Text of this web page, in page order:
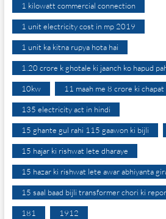
1 kilowatt commercial connection
1 unit electricity cost in mp 2019
1 unit ka kitna rupya hota hai
1.20 crore k ghotale ki jaanch ko hapud
10kw 11 maah me 8 crore ki chapat
135 electricity act in hindi
15 ghante gul rahi 115 gaawon ki bijli
15 hajar ki rishwat lete dharaye
15 hazar ki rishwat lete awar abhiyanta
15 saal baad bijli transformer chori ki
181 1912